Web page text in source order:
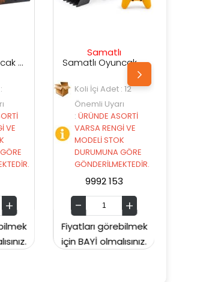
Samatlı Oyuncak Sesli Uzaktan Kumandalı Kepçe A8863-74
İçi Adet : 12
Uyarı
ÜRÜNDE ASORTİ
RENGİ VE
STOK
GÖRE
görebilmek
olmalısınız.
Koli İçi Adet : 12
Önemli Uyarı
:ÜRÜNDE ASORTİ
VARSA RENGİ VE
MODELİ STOK
DURUMUNA GÖRE
GÖNDERİLMEKTEDİR.
Fiyatları görebilmek
için BAYİ olmalısınız.